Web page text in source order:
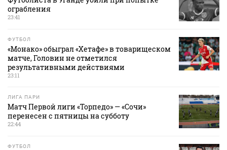
ограбления
23:41
ФУТБОЛ
«Монако» обыграл «Хетафе» в товарищеском
матче, Головин не отметился
результативными действиями
23:11
ЛИГА ПАРИ
Матч Первой лиги «Торпедо» — «Сочи»
перенесен с пятницы на субботу
22:44
ФУТБОЛ